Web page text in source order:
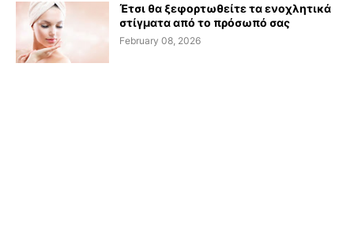
Έτσι θα ξεφορτωθείτε τα ενοχλητικά
στίγματα από το πρόσωπό σας
February 08, 2026